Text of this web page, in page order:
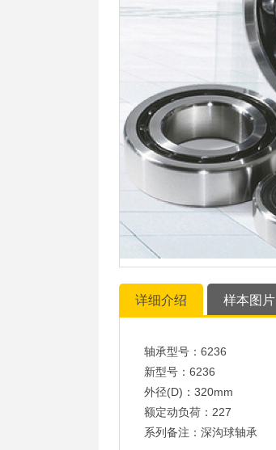
详细介绍 样本图片
轴承型号：6236
新型号：6236
外径(D)：320mm
额定动负荷：227
系列备注：深沟球轴承